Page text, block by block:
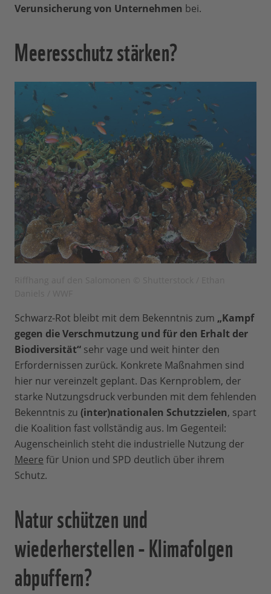
Verunsicherung von Unternehmen bei.
Meeresschutz stärken?
Schwarz-Rot bleibt mit dem Bekenntnis zum „Kampf
gegen die Verschmutzung und für den Erhalt der
Biodiversität“ sehr vage und weit hinter den
Erfordernissen zurück. Konkrete Maßnahmen sind
hier nur vereinzelt geplant. Das Kernproblem, der
starke Nutzungsdruck verbunden mit dem fehlenden
Bekenntnis zu (inter)nationalen Schutzzielen, spart
die Koalition fast vollständig aus. Im Gegenteil:
Augenscheinlich steht die industrielle Nutzung der
Meere für Union und SPD deutlich über ihrem
Schutz.
Natur schützen und
wiederherstellen - Klimafolgen
abpuffern?